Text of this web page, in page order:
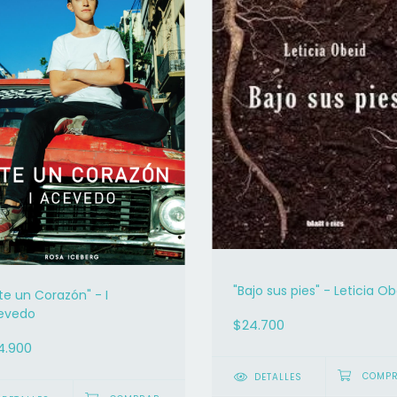
un Corazón" - I
"Bajo sus pies" - Leticia
$24.700
DETALLES